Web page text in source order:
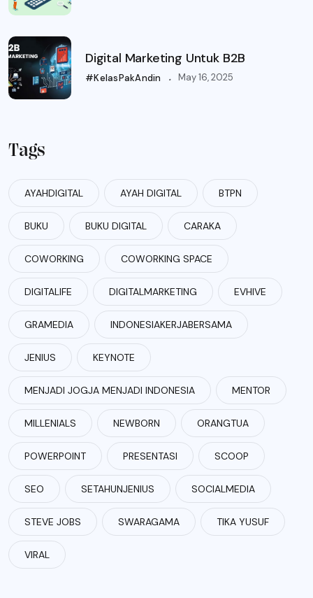
Digital Marketing Untuk B2B
#KelasPakAndin . May 16, 2025
Tags
AYAHDIGITAL AYAH DIGITAL BTPN
BUKU BUKU DIGITAL CARAKA
COWORKING COWORKING SPACE
DIGITALIFE DIGITALMARKETING EVHIVE
GRAMEDIA INDONESIAKERJABERSAMA
JENIUS KEYNOTE
MENJADI JOGJA MENJADI INDONESIA MENTOR
MILLENIALS NEWBORN ORANGTUA
POWERPOINT PRESENTASI SCOOP
SEO SETAHUNJENIUS SOCIALMEDIA
STEVE JOBS SWARAGAMA TIKA YUSUF
VIRAL